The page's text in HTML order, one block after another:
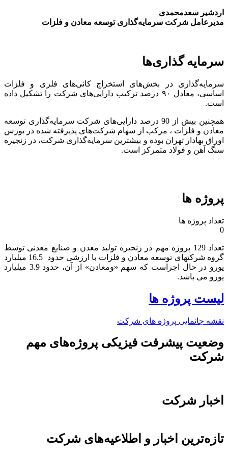
اردشیر سعدمحمدی
مدیرعامل شرکت سرمایه‌گذاری توسعه معادن و فلزات
سرمایه گذاری‌ها
سرمایه‌گذاری در بخش‌های استخراج کانی‌های فلزی و فلزات
اساسی، معادل ۹۰ درصد ترکیب دارایی‌های شرکت را تشکیل داده
است.
همچنین بیش از 90 درصد دارایی‌های شرکت سرمایه‌گذاری توسعه
معادن و فلزات ، مرکب از سهام شرکت‌های پذیرفته شده در بورس
اوراق بهادار تهران بوده و بیشترین سرمایه‌گذاری شرکت، در زنجیره
سنگ آهن و فولاد متمرکز است.
پروژه ها
تعداد پروژه ها
0
تعداد 129 پروژه مهم در زنجیره تولید معدن و صنایع معدنی توسط
گروه شرکتهای توسعه معادن و فلزات با ارزشی حدود 16.5 میلیارد
یورو در حال اجراست که سهم «ومعادن» از آن، حدود 3.9 میلیارد
یورو می باشد.​
لیست پروژه ها
نقشه جانمایی پروژه های شرکت
وضعیت پیشرفت فیزیکی پروژه‌های مهم
شرکت
اخبار شرکت
تازه‌ترین اخبار و اطلاعیه‌های شرکت